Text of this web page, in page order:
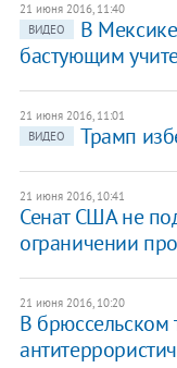
21 июня 2016, 11:40
ВИДЕО
В
бастующим
21 июня 2016, 11:01
ВИДЕО
Трамп
21 июня 2016, 10:41
Сенат США не
ограничении
21 июня 2016, 10:20
В брюссельском